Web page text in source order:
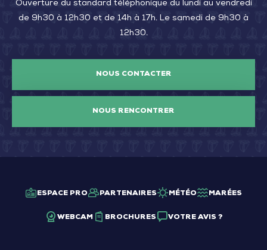
Ouverture du standard téléphonique du lundi au vendredi
de 9h30 à 12h30 et de 14h à 17h. Le samedi de 9h30 à
12h30.
NOUS CONTACTER
NOUS RENCONTRER
ESPACE PRO PARTENAIRES MÉTÉO MARÉES
WEBCAM BROCHURES VOTRE AVIS ?